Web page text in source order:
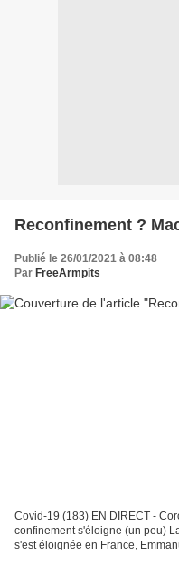
Reconfinement ?
Publié le 26/01/2021 à 08:48
Par FreeArmpits
Covid-19 (183) EN DIRECT -
confinement s'éloigne (un peu)
s'est éloignée en France,